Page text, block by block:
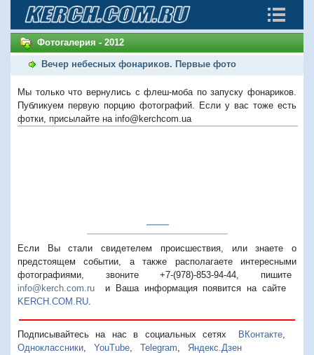
Фотогалерия - 2012
Вечер небесных фонариков. Первые фото
Мы только что вернулись с флеш-моба по запуску фонариков.
Публикуем первую порцию фотографий. Если у вас тоже есть
фотки, присылайте на info@kerchcom.ua
Если Вы стали свидетелем происшествия, или знаете о
предстоящем событии, а также располагаете интересными
фотографиями, звоните +7-(978)-853-94-44, пишите
info@kerch.com.ru и Ваша информация появится на сайте
KERCH.COM.RU
Подписывайтесь на нас в социальных сетях ВКонтакте,
Одноклассники
YouTube Telegram Яндекс.Дзен